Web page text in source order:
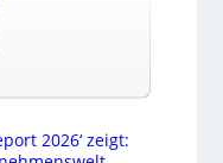
2026‘ zeigt: